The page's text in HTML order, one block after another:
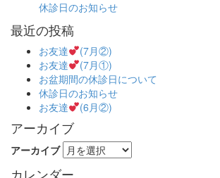
休診日のお知らせ
最近の投稿
お友達
(7月②)
お友達
(7月①)
お盆期間の休診日について
休診日のお知らせ
お友達
(6月②)
アーカイブ
アーカイブ
カレンダー